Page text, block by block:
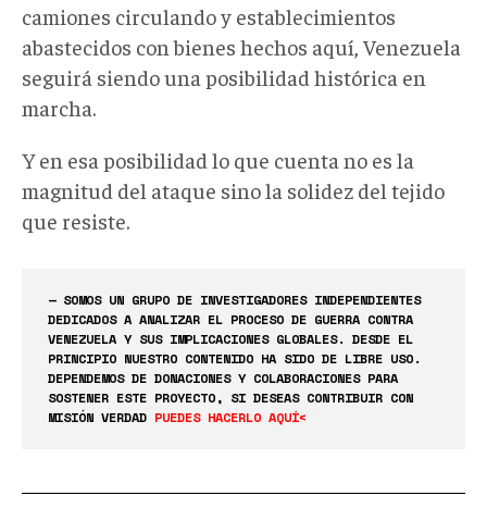
camiones circulando y establecimientos
abastecidos con bienes hechos aquí, Venezuela
seguirá siendo una posibilidad histórica en
marcha.
Y en esa posibilidad lo que cuenta no es la
magnitud del ataque sino la solidez del tejido
que resiste.
— SOMOS UN GRUPO DE INVESTIGADORES INDEPENDIENTES
DEDICADOS A ANALIZAR EL PROCESO DE GUERRA CONTRA
VENEZUELA Y SUS IMPLICACIONES GLOBALES. DESDE EL
PRINCIPIO NUESTRO CONTENIDO HA SIDO DE LIBRE USO.
DEPENDEMOS DE DONACIONES Y COLABORACIONES PARA
SOSTENER ESTE PROYECTO, SI DESEAS CONTRIBUIR CON
MISIÓN VERDAD PUEDES HACERLO AQUÍ<